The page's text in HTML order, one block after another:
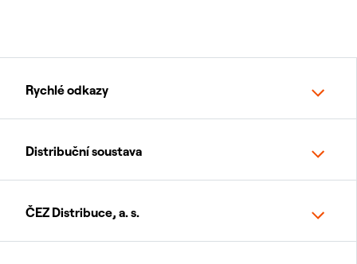
Rychlé odkazy
Distribuční soustava
ČEZ Distribuce, a. s.